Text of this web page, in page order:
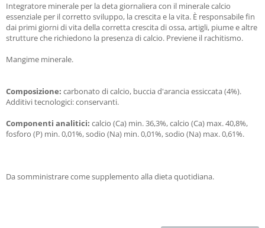
Integratore minerale per la deta giornaliera con il minerale calcio
essenziale per il corretto sviluppo, la crescita e la vita. È responsabile fin
dai primi giorni di vita della corretta crescita di ossa, artigli, piume e altre
strutture che richiedono la presenza di calcio. Previene il rachitismo.
Mangime minerale.
Composizione: carbonato di calcio, buccia d'arancia essiccata (4%).
Additivi tecnologici: conservanti.
Componenti analitici: calcio (Ca) min. 36,3%, calcio (Ca) max. 40,8%,
fosforo (P) min. 0,01%, sodio (Na) min. 0,01%, sodio (Na) max. 0,61%.
Da somministrare come supplemento alla dieta quotidiana.